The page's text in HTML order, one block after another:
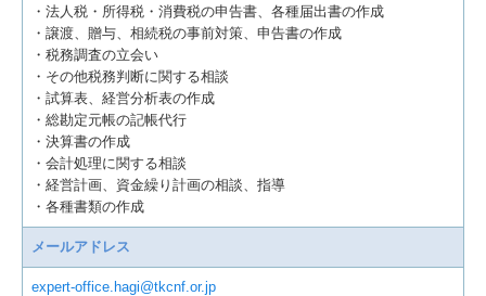
・法人税・所得税・消費税の申告書、各種届出書の作成
・譲渡、贈与、相続税の事前対策、申告書の作成
・税務調査の立会い
・その他税務判断に関する相談
・試算表、経営分析表の作成
・総勘定元帳の記帳代行
・決算書の作成
・会計処理に関する相談
・経営計画、資金繰り計画の相談、指導
・各種書類の作成
メールアドレス
expert-office.hagi@tkcnf.or.jp